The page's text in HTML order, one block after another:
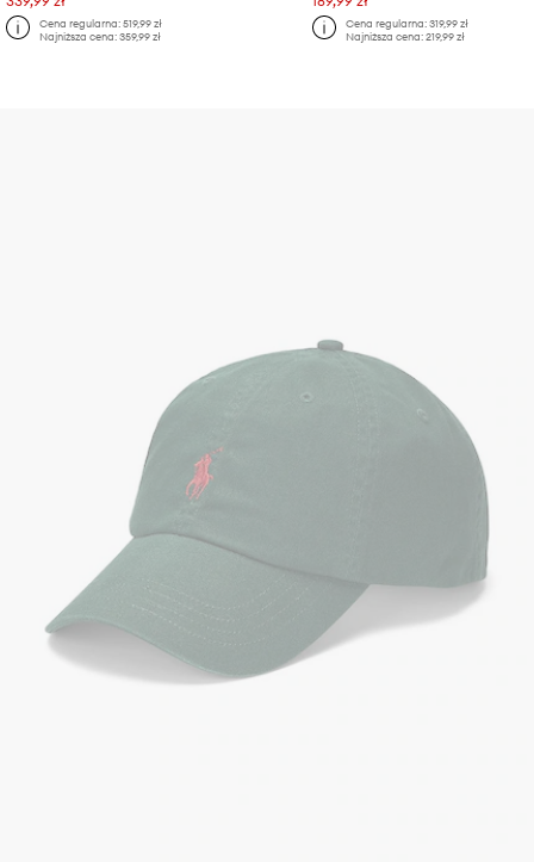
Cena regularna:519,99 zł
Najniższa cena:359,99 zł
Cena regularna:319,99 zł
Najniższa cena:219,99 zł